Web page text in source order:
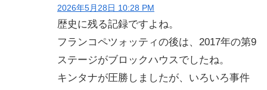
2026年5月28日 10:28 PM
歴史に残る記録ですよね。
フランコペツォッティの後は、2017年の第9
ステージがブロックハウスでしたね。
キンタナが圧勝しましたが、いろいろ事件